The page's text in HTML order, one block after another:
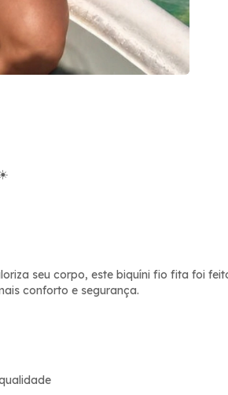
seu corpo, este biquíni fio fita foi
conforto e segurança.